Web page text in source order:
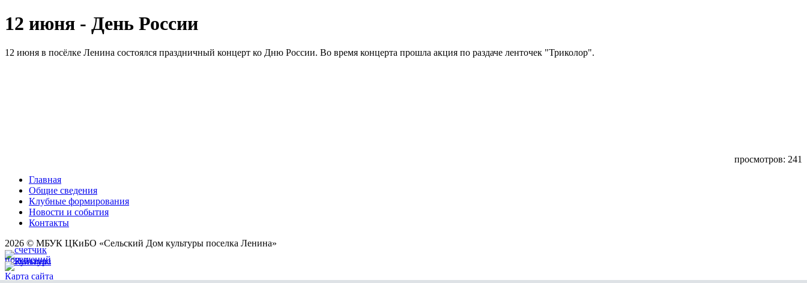
12 июня - День России
12 июня в посёлке Ленина состоялся праздничный концерт ко Дню России. Во время концерта прошла акция по раздаче ленточек "Триколор".
просмотров: 241
Главная
Общие сведения
Клубные формирования
Новости и события
Контакты
2026 © МБУК ЦКиБО «Сельский Дом культуры поселка Ленина»
Карта сайта